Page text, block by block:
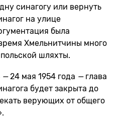
синагогу или вернуть
на улице
была
Хмельнитчины много
шляхты.
—24 мая 1954 года —глава
будет закрыта до
верующих от общего